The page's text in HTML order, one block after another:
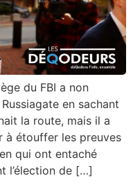
du FBI a non
en sachant
la route, mais il a
étouffer les preuves
qui ont entaché
l’élection de […]